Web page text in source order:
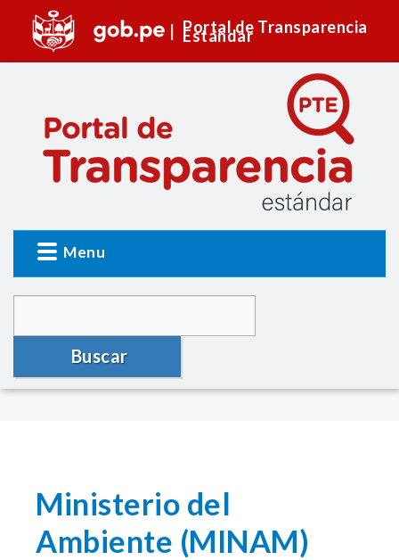
Portal de Transparencia
Estándar
Menu
Buscar
Ministerio del
Ambiente (MINAM)